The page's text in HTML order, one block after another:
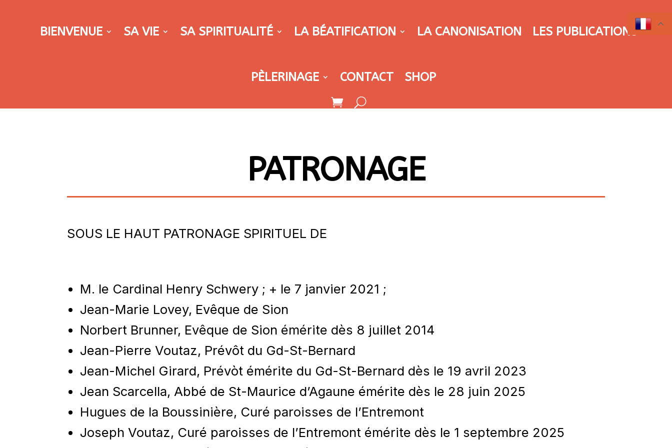
BIENVENUE SA VIE SA SPIRITUALITÉ LA BÉATIFICATION LA CANONISATION LES PUBLICATIONS
PÈLERINAGE CONTACT SHOP
PATRONAGE
SOUS LE HAUT PATRONAGE SPIRITUEL DE
M. le Cardinal Henry Schwery ; + le 7 janvier 2021 ;
Jean-Marie Lovey, Evêque de Sion
Norbert Brunner, Evêque de Sion émérite dès 8 juillet 2014
Jean-Pierre Voutaz, Prévôt du Gd-St-Bernard
Jean-Michel Girard, Prévòt émérite du Gd-St-Bernard dès le 19 avril 2023
Jean Scarcella, Abbé de St-Maurice d’Agaune émérite dès le 28 juin 2025
Hugues de la Boussinière, Curé paroisses de l’Entremont
Joseph Voutaz, Curé paroisses de l’Entremont émérite dès le 1 septembre 2025